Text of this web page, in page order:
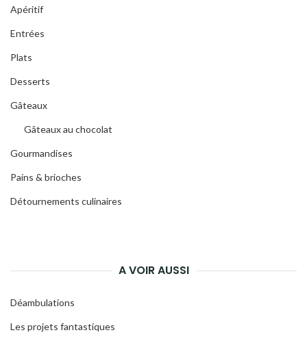
Apéritif
Entrées
Plats
Desserts
Gâteaux
Gâteaux au chocolat
Gourmandises
Pains & brioches
Détournements culinaires
A VOIR AUSSI
Déambulations
Les projets fantastiques